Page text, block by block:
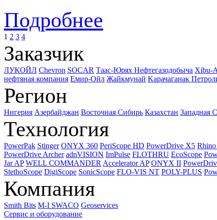
Подробнее
1 2 3 4
Заказчик
ЛУКОЙЛ Chevron SOCAR Таас-Юрях Нефтегазодобыча Xibu-
нефтяная компания Емир-Ойл Жайкмунай Kарачаганак
Регион
Нигерия Азербайджан Восточная Сибирь Казахстан Западная
Технология
PowerPak Stinger ONYX 360 PeriScope HD PowerDrive X5
PowerDrive Archer adnVISION ImPulse FLOTHRU EcoScope
Jar AP WELL COMMANDER Accelerator AP ONYX II
StethoScope DigiScope SonicScope FLO-VIS NT POLY-PLUS
Компания
Smith Bits M-I SWACO Geoservices
Сервис и оборудование